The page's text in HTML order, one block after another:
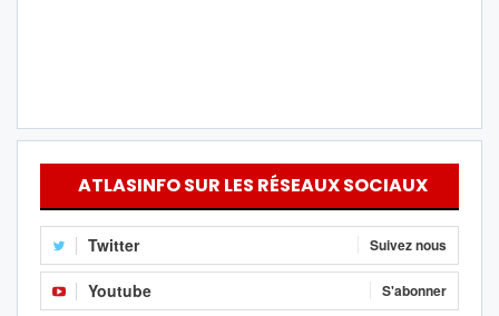
ATLASINFO SUR LES RÉSEAUX SOCIAUX
Twitter Suivez nous
Youtube S'abonner